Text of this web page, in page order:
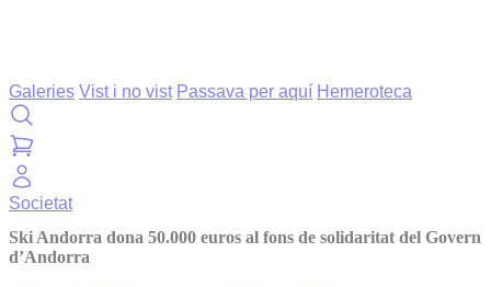
Galeries Vist i no vist Passava per aquí Hemeroteca
Societat
Ski Andorra dona 50.000 euros al fons de solidaritat del Govern
d’Andorra